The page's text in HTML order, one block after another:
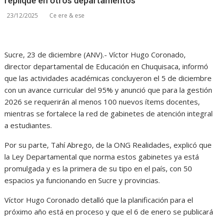
23/12/2025 Ce ere & ese
Sucre, 23 de diciembre (ANV).- Víctor Hugo Coronado,
director departamental de Educación en Chuquisaca, informó
que las actividades académicas concluyeron el 5 de diciembre
con un avance curricular del 95% y anunció que para la gestión
2026 se requerirán al menos 100 nuevos ítems docentes,
mientras se fortalece la red de gabinetes de atención integral
a estudiantes.
Por su parte, Tahí Abrego, de la ONG Realidades, explicó que
la Ley Departamental que norma estos gabinetes ya está
promulgada y es la primera de su tipo en el país, con 50
espacios ya funcionando en Sucre y provincias.
Víctor Hugo Coronado detalló que la planificación para el
próximo año está en proceso y que el 6 de enero se publicará